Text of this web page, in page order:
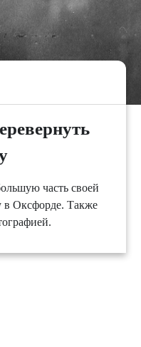
часть своей
в Оксфорде. Также